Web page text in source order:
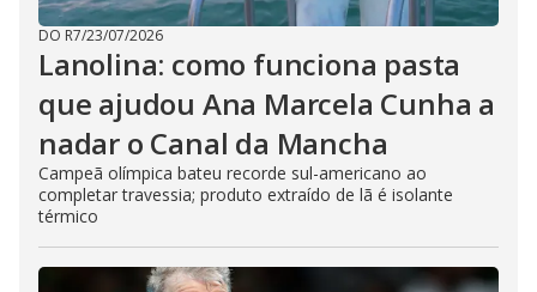
DO R7/23/07/2026
Lanolina: como funciona pasta
que ajudou Ana Marcela Cunha a
nadar o Canal da Mancha
Campeã olímpica bateu recorde sul-americano ao
completar travessia; produto extraído de lã é isolante
térmico